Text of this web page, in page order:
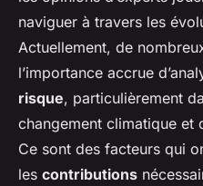
naviguer à travers les
Actuellement, de
l’importance accrue
risque, particulièrement
changement climatique et
Ce sont des facteurs qui
les contributions